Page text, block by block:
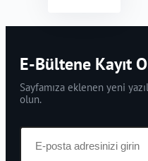
E-Bültene Kayıt
Sayfamıza eklenen yeni
olun.